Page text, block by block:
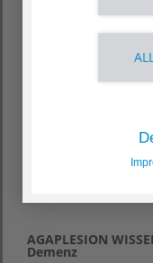
Unser Pflegeleitbild
AGAPLESION
Demenz